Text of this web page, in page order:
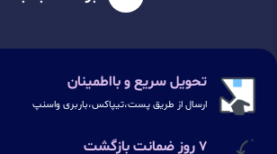
تحویل سریع و بااطمینان
ارسال از طریق پست،تیپاکس،باربری واسنپ
۷ روز ضمانت بازگشت